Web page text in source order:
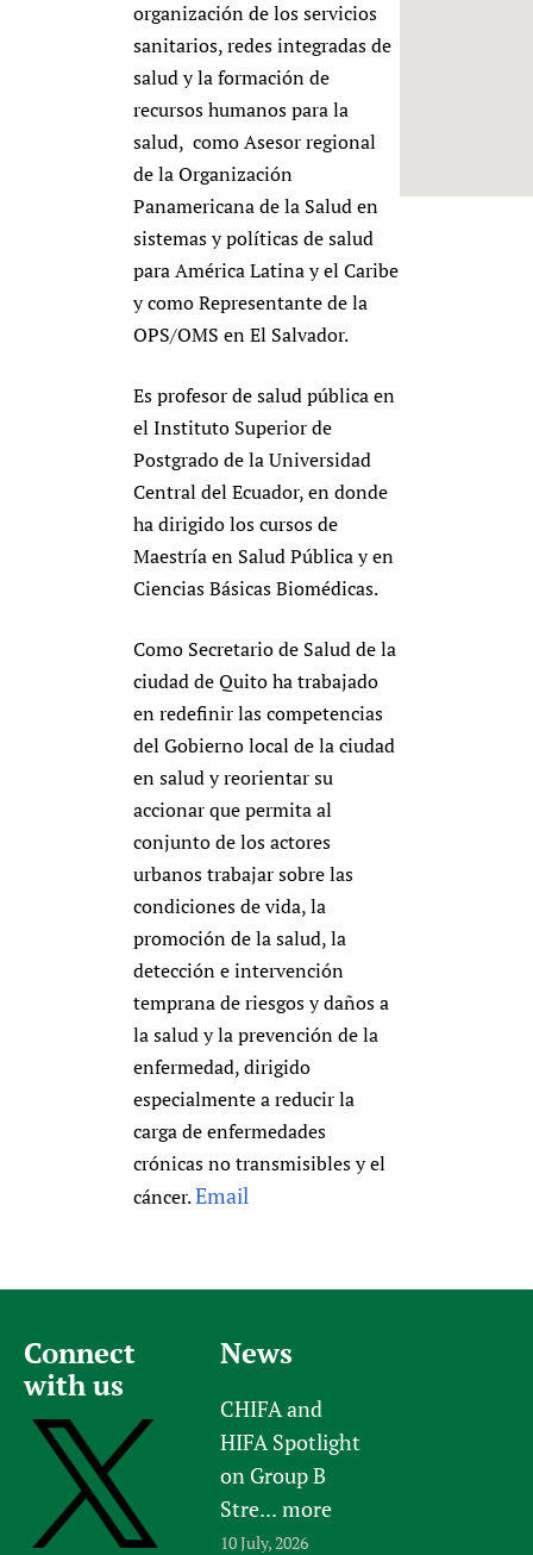
Newborn Care
organización de los servicios
sanitarios, redes integradas de
salud y la formación de
recursos humanos para la
salud, como Asesor regional
de la Organización
Panamericana de la Salud en
sistemas y políticas de salud
para América Latina y el Caribe
y como Representante de la
OPS/OMS en El Salvador.
Es profesor de salud pública en
el Instituto Superior de
Postgrado de la Universidad
Central del Ecuador, en donde
ha dirigido los cursos de
Maestría en Salud Pública y en
Ciencias Básicas Biomédicas.
Como Secretario de Salud de la
ciudad de Quito ha trabajado
en redefinir las competencias
del Gobierno local de la ciudad
en salud y reorientar su
accionar que permita al
conjunto de los actores
urbanos trabajar sobre las
condiciones de vida, la
promoción de la salud, la
detección e intervención
temprana de riesgos y daños a
la salud y la prevención de la
enfermedad, dirigido
especialmente a reducir la
carga de enfermedades
crónicas no transmisibles y el
cáncer.Email
Connect
with us
News
CHIFA and
HIFA Spotlight
on Group B
Stre... more
10 July, 2026